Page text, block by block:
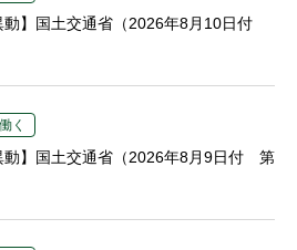
動】国土交通省（2026年8月10日付
働く
動】国土交通省（2026年8月9日付 第